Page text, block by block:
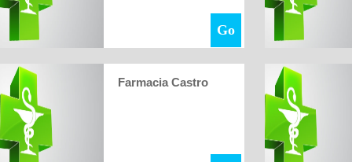
Go
Farmacia Castro